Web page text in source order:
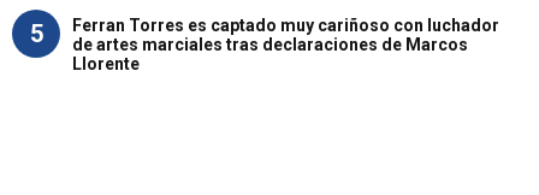
5
Ferran Torres es captado muy cariñoso con luchador
de artes marciales tras declaraciones de Marcos
Llorente